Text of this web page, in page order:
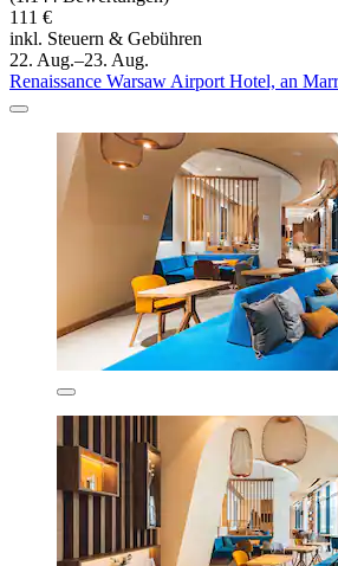
111 €
inkl. Steuern & Gebühren
22. Aug.–23. Aug.
Renaissance Warsaw Airport Hotel, an